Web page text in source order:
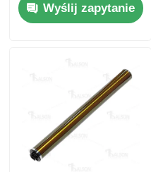
Xerox Toner Chip
Chip tonera Kyocera
Chip do tonera Samsung
Wyślij zapytanie